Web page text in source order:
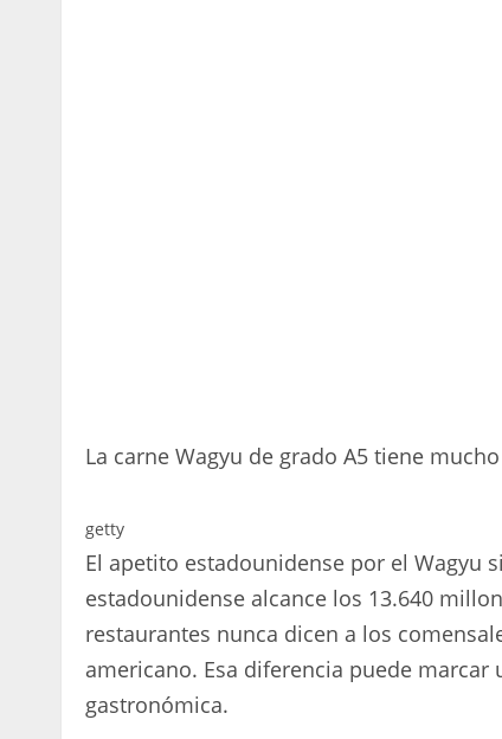
La carne Wagyu de grado A5 tiene
getty
El apetito estadounidense por el Wagyu
estadounidense alcance los 13.640
restaurantes nunca dicen a los
americano. Esa diferencia puede
gastronómica.